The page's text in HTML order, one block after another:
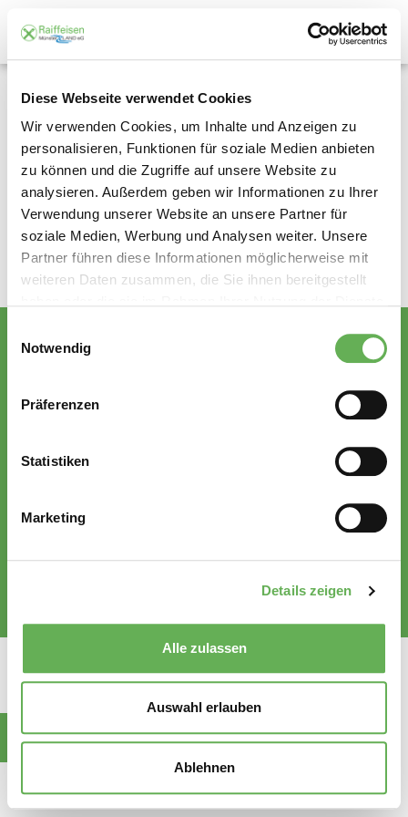
Diese Webseite verwendet Cookies
Wir verwenden Cookies, um Inhalte und Anzeigen zu
personalisieren, Funktionen für soziale Medien anbieten
zu können und die Zugriffe auf unsere Website zu
analysieren. Außerdem geben wir Informationen zu Ihrer
Verwendung unserer Website an unsere Partner für
soziale Medien, Werbung und Analysen weiter. Unsere
Partner führen diese Informationen möglicherweise mit
weiteren Daten zusammen, die Sie ihnen bereitgestellt
Notwendig
Präferenzen
Statistiken
Marketing
Details zeigen
Alle zulassen
Auswahl erlauben
Ablehnen
Matthias Dupke
Position: Marktleiter Standort
Greven
Telefon-Nr.: 02571/9360-20
Mobil-Nr.:
Fax-Nr.: 02571/9360-19
E-Mail Adresse
matthias.dupke@raiffeisen-
Karriere
© Raiffeisen Münster LAND eG
Datenschutz Impressum RML-Intranet
In der RML-App